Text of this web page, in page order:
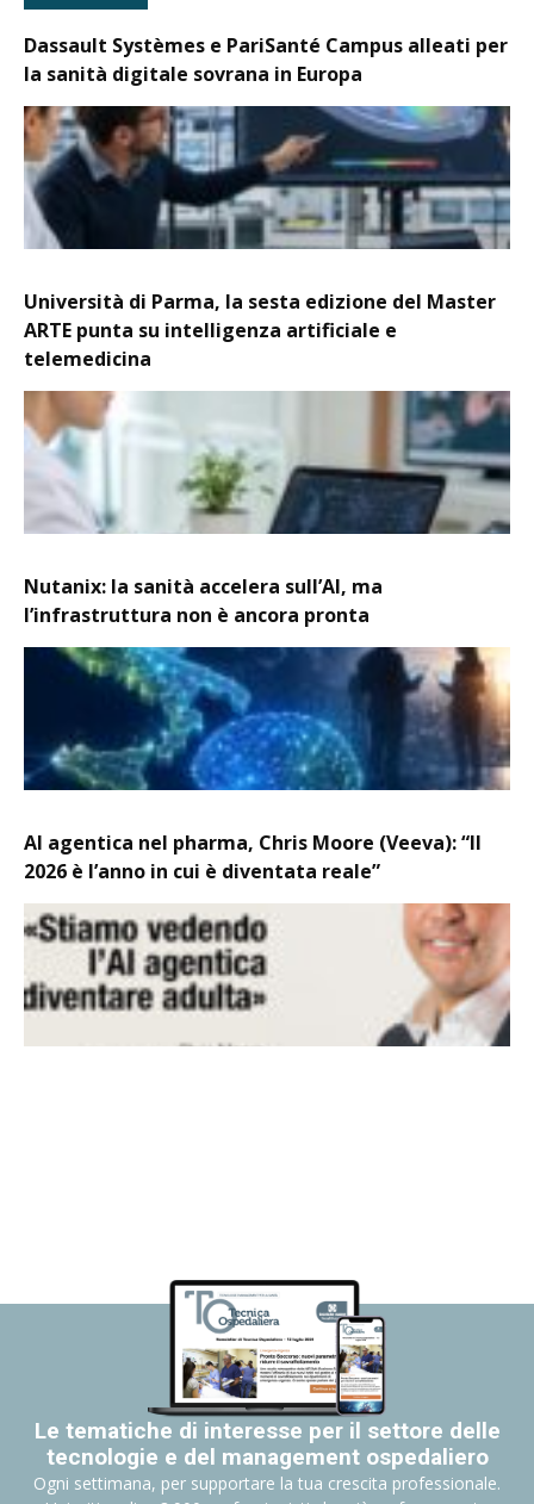
Dassault Systèmes e PariSanté Campus alleati per
la sanità digitale sovrana in Europa
Università di Parma, la sesta edizione del Master
ARTE punta su intelligenza artificiale e
telemedicina
Nutanix: la sanità accelera sull’AI, ma
l’infrastruttura non è ancora pronta
AI agentica nel pharma, Chris Moore (Veeva): “Il
2026 è l’anno in cui è diventata reale”
Le tematiche di interesse per il settore delle
tecnologie e del management ospedaliero
Ogni settimana, per supportare la tua crescita professionale.